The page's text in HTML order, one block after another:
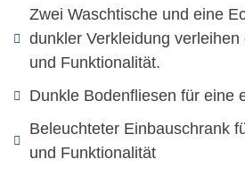
Zwei Waschtische und eine
dunkler Verkleidung
und Funktionalität.
Dunkle Bodenfliesen für eine
Beleuchteter Einbauschrank
und Funktionalität